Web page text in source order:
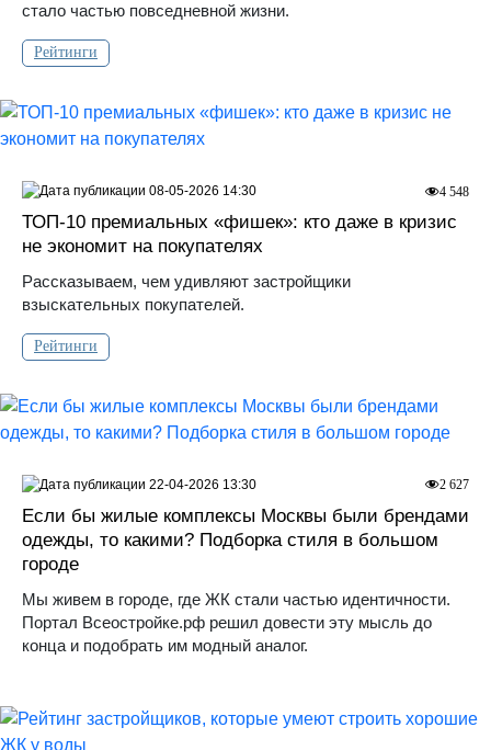
стало частью повседневной жизни.
Рейтинги
ТОП-10 премиальных «фишек»: кто даже в кризис
не экономит на покупателях
Рассказываем, чем удивляют застройщики
взыскательных покупателей.
Рейтинги
4 548
08-05-2026 14:30
Если бы жилые комплексы Москвы были брендами
одежды, то какими? Подборка стиля в большом
городе
Мы живем в городе, где ЖК стали частью идентичности.
Портал Всеостройке.рф решил довести эту мысль до
конца и подобрать им модный аналог.
2 627
22-04-2026 13:30